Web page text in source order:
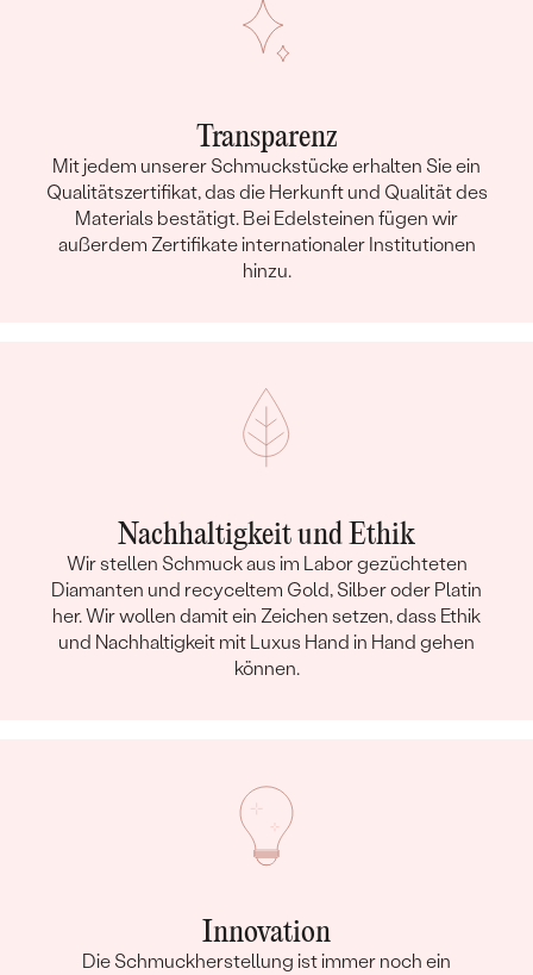
Transparenz
Mit jedem unserer Schmuckstücke erhalten Sie ein
Qualitätszertifikat, das die Herkunft und Qualität des
Materials bestätigt. Bei Edelsteinen fügen wir
außerdem Zertifikate internationaler Institutionen
hinzu.
Nachhaltigkeit und Ethik
Wir stellen Schmuck aus im Labor gezüchteten
Diamanten und recyceltem Gold, Silber oder Platin
her. Wir wollen damit ein Zeichen setzen, dass Ethik
und Nachhaltigkeit mit Luxus Hand in Hand gehen
können.
Innovation
Die Schmuckherstellung ist immer noch ein